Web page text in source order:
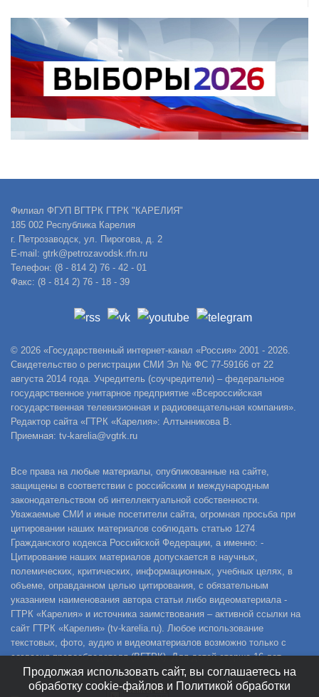
Филиал ФГУП ВГТРК ГТРК "КАРЕЛИЯ"
185 002 Республика Карелия
г. Петрозаводск, ул. Пирогова, д. 2
E-mail: gtrk@petrozavodsk.rfn.ru
Телефон: (8 - 814 2) 76 - 42 - 01
Факс: (8 - 814 2) 76 - 18 - 39
© 2026 «Государственный интернет-канал «Россия» 2001 - 2026.
Свидетельство о регистрации СМИ Эл № ФС 77-59166 от 22
августа 2014 года. Учредитель (соучредители) – федеральное
государственное унитарное предприятие «Всероссийская
государственная телевизионная и радиовещательная компания».
Редактор сайта «ГТРК «Карелия»: Алтынникова В.
Приемная: tv-karelia@vgtrk.ru
Все права на любые материалы, опубликованные на сайте,
защищены в соответствии с российским и международным
законодательством об интеллектуальной собственности.
Уважаемые СМИ и иные посетители сайта, огромная просьба при
цитировании наших материалов соблюдать статью 1274
Гражданского кодекса Российской Федерации, а именно: -
Цитирование наших материалов допускается в научных,
полемических, критических, информационных, учебных целях, в
объеме, оправданном целью цитирования, с обязательным
указанием наименования автора статьи либо видеоматериала -
ГТРК «Карелия» и источника заимствования – активной ссылки на
сайт ГТРК «Карелия» (tv-karelia.ru). Любое использование
текстовых, фото, аудио и видеоматериалов возможно только с
согласия правообладателя (ВГТРК). Для детей старше 16 лет.
Продолжая использовать сайт, вы соглашаетесь на
обработку cookie-файлов и Политикой обработки